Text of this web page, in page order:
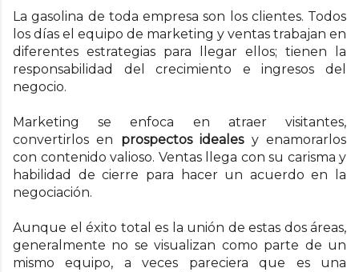
La gasolina de toda empresa son los clientes. Todos
los días el equipo de marketing y ventas trabajan en
diferentes estrategias para llegar ellos; tienen la
responsabilidad del crecimiento e ingresos del
negocio.
Marketing se enfoca en atraer visitantes,
convertirlos en prospectos idealesy enamorarlos
con contenido valioso. Ventas llega con su carisma y
habilidad de cierre para hacer un acuerdo en la
negociación.
Aunque el éxito total es la unión de estas dos áreas,
generalmente no se visualizan como parte de un
mismo equipo, a veces pareciera que es una